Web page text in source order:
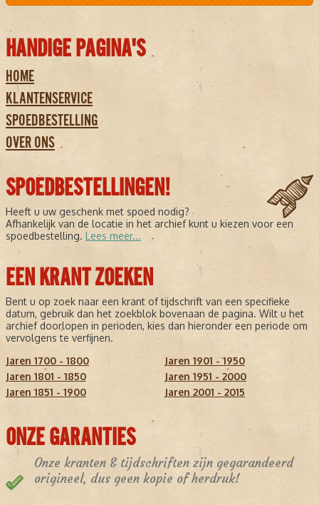
HANDIGE PAGINA'S
HOME
KLANTENSERVICE
SPOEDBESTELLING
OVER ONS
SPOEDBESTELLINGEN!
Heeft u uw geschenk met spoed nodig?
Afhankelijk van de locatie in het archief kunt u kiezen voor een
spoedbestelling. Lees meer...
EEN KRANT ZOEKEN
Bent u op zoek naar een krant of tijdschrift van een specifieke
datum, gebruik dan het zoekblok bovenaan de pagina. Wilt u het
archief doorlopen in perioden, kies dan hieronder een periode om
vervolgens te verfijnen.
Jaren 1700 - 1800
Jaren 1801 - 1850
Jaren 1851 - 1900
Jaren 1901 - 1950
Jaren 1951 - 2000
Jaren 2001 - 2015
ONZE GARANTIES
Onze kranten & tijdschriften zijn gegarandeerd
origineel, dus geen kopie of herdruk!